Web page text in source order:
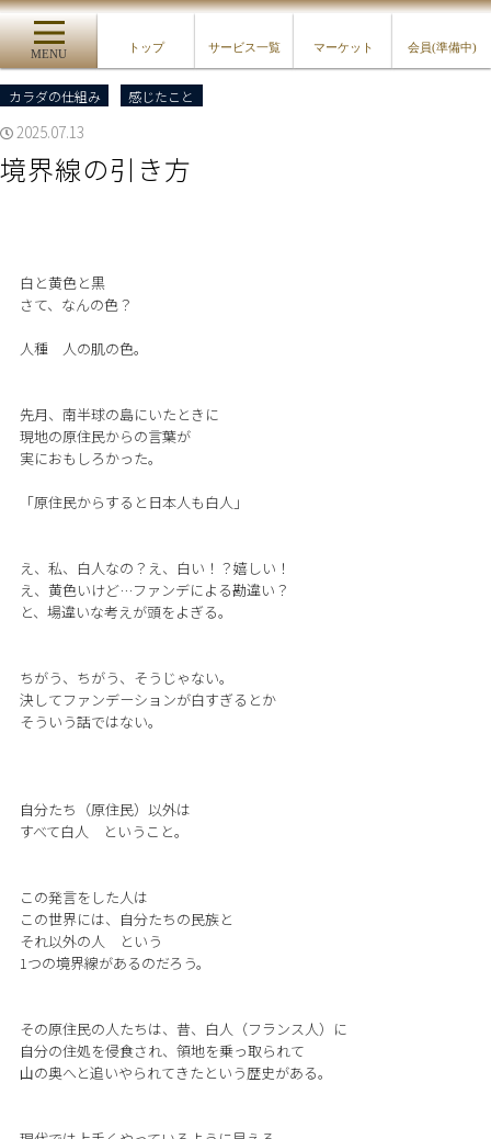
MENU
トップ サービス一覧 マーケット 会員(準備中)
カラダの仕組み 感じたこと
2025.07.13
境界線の引き方
白と黄色と黒
さて、なんの色？
人種 人の肌の色。
先月、南半球の島にいたときに
現地の原住民からの言葉が
実におもしろかった。
「原住民からすると日本人も白人」
え、私、白人なの？え、白い！？嬉しい！
え、黄色いけど…ファンデによる勘違い？
と、場違いな考えが頭をよぎる。
ちがう、ちがう、そうじゃない。
決してファンデーションが白すぎるとか
そういう話ではない。
自分たち（原住民）以外は
すべて白人 ということ。
この発言をした人は
この世界には、自分たちの民族と
それ以外の人 という
1つの境界線があるのだろう。
その原住民の人たちは、昔、白人（フランス人）に
自分の住処を侵食され、領地を乗っ取られて
山の奥へと追いやられてきたという歴史がある。